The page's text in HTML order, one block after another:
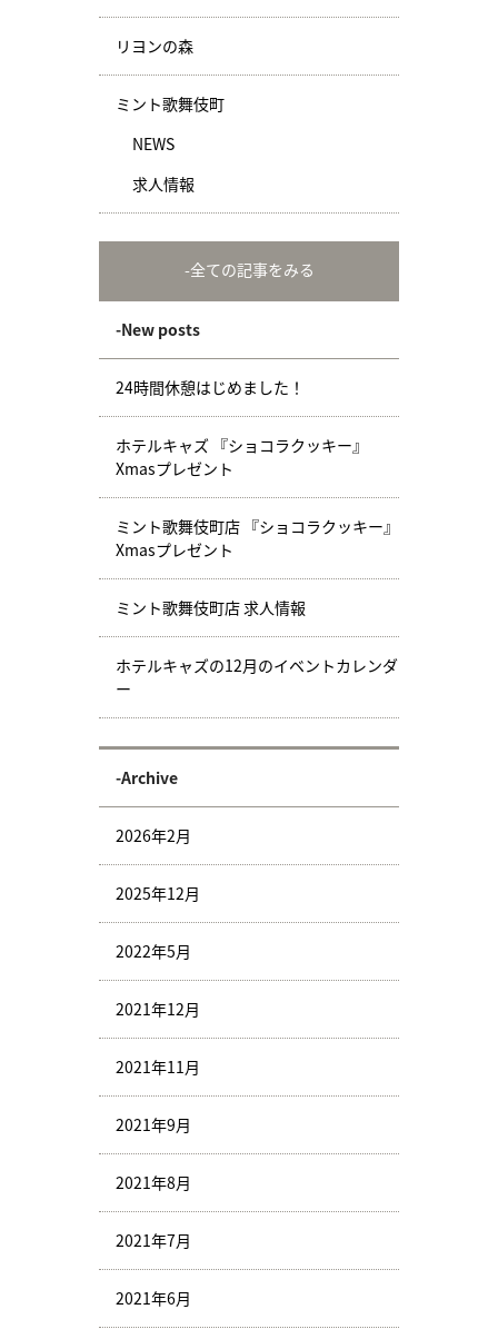
リヨンの森
ミント歌舞伎町
NEWS
求人情報
-全ての記事をみる
-New posts
24時間休憩はじめました！
ホテルキャズ 『ショコラクッキー』
Xmasプレゼント
ミント歌舞伎町店 『ショコラクッキー』
Xmasプレゼント
ミント歌舞伎町店 求人情報
ホテルキャズの12月のイベントカレンダ
ー
-Archive
2026年2月
2025年12月
2022年5月
2021年12月
2021年11月
2021年9月
2021年8月
2021年7月
2021年6月